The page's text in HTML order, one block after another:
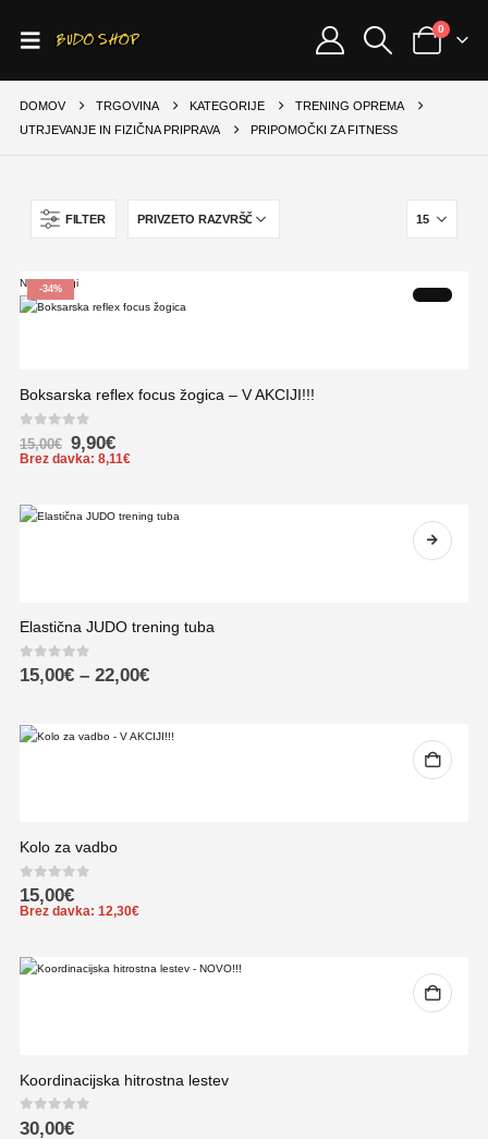
0
DOMOV TRGOVINA KATEGORIJE
TRENING OPREMA
UTRJEVANJE IN FIZIČNA PRIPRAVA
PRIPOMOČKI ZA FITNESS
FILTER
-34%
Ni na zalogi
Boksarska reflex focus žogica – V AKCIJI!!!
0 out of 5
15,00€ 9,90€
Brez davka: 8,11€
Elastična JUDO trening tuba
0 out of 5
15,00€ – 22,00€
Kolo za vadbo
0 out of 5
15,00€
Brez davka: 12,30€
Koordinacijska hitrostna lestev
0out of 5
30,00€